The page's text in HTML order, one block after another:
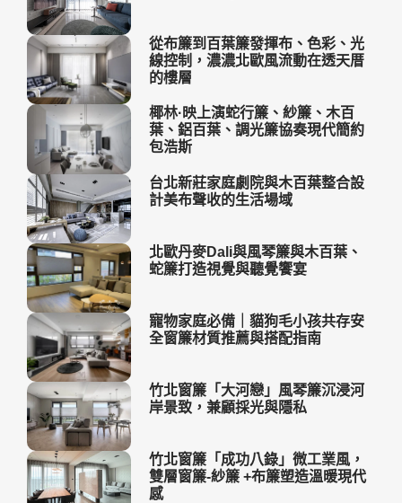
從布簾到百葉簾發揮布、色彩、光
線控制，濃濃北歐風流動在透天厝
的樓層
椰林·映上演蛇行簾、紗簾、木百
葉、鋁百葉、調光簾協奏現代簡約
包浩斯
台北新莊家庭劇院與木百葉整合設
計美布聲收的生活場域
北歐丹麥Dali與風琴簾與木百葉、
蛇簾打造視覺與聽覺饗宴
寵物家庭必備｜貓狗毛小孩共存安
全窗簾材質推薦與搭配指南
竹北窗簾「大河戀」風琴簾沉浸河
岸景致，兼顧採光與隱私
竹北窗簾「成功八錄」微工業風，
雙層窗簾-紗簾 +布簾塑造溫暖現代
感